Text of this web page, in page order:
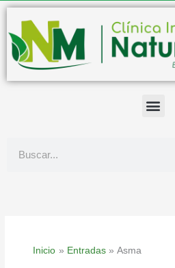
contenido
Inicio Entradas Asma